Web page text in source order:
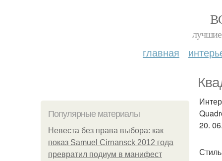
лучшие
главная
Популярные материалы
Невеста без права выбора: как
показ Samuel Cirnansck 2012 года
превратил подиум в манифест
20.